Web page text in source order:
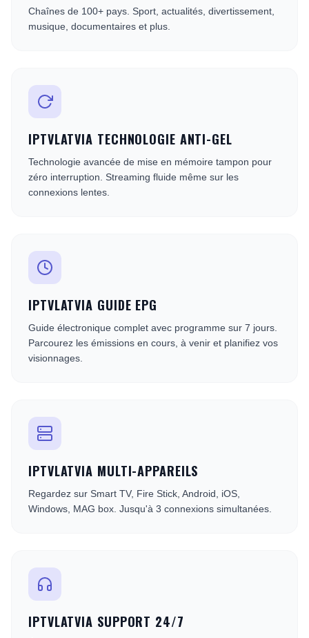
Chaînes de 100+ pays. Sport, actualités, divertissement,
musique, documentaires et plus.
IPTVLATVIA TECHNOLOGIE ANTI-GEL
Technologie avancée de mise en mémoire tampon pour
zéro interruption. Streaming fluide même sur les
connexions lentes.
IPTVLATVIA GUIDE EPG
Guide électronique complet avec programme sur 7 jours.
Parcourez les émissions en cours, à venir et planifiez vos
visionnages.
IPTVLATVIA MULTI-APPAREILS
Regardez sur Smart TV, Fire Stick, Android, iOS,
Windows, MAG box. Jusqu'à 3 connexions simultanées.
IPTVLATVIA SUPPORT 24/7